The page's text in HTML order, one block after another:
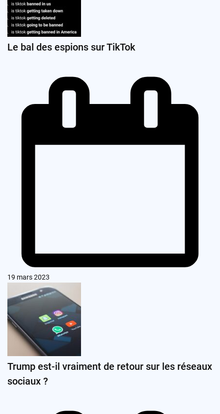
Le bal des espions sur TikTok
19 mars 2023
Trump est-il vraiment de retour sur les réseaux
sociaux ?